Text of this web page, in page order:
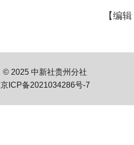
【编
© 2025 中新社贵州分社
京ICP备2021034286号-7